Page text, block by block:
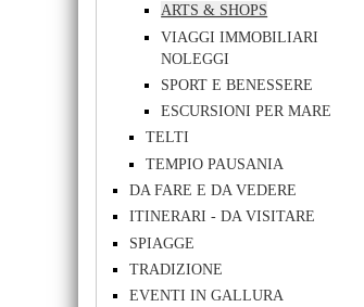
ARTS & SHOPS
VIAGGI IMMOBILIARI
NOLEGGI
SPORT E BENESSERE
ESCURSIONI PER MARE
TELTI
TEMPIO PAUSANIA
DA FARE E DA VEDERE
ITINERARI - DA VISITARE
SPIAGGE
TRADIZIONE
EVENTI IN GALLURA